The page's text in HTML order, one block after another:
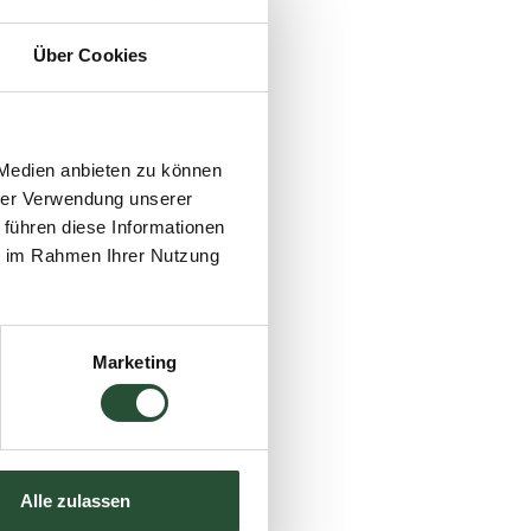
Über Cookies
anbieten zu können
Verwendung unserer
diese Informationen
Rahmen Ihrer Nutzung
Marketing
Alle zulassen
Das ist
und
sondern
ein optisches
Ausstrahlung
Sie bemerken,
der
attraktiv und